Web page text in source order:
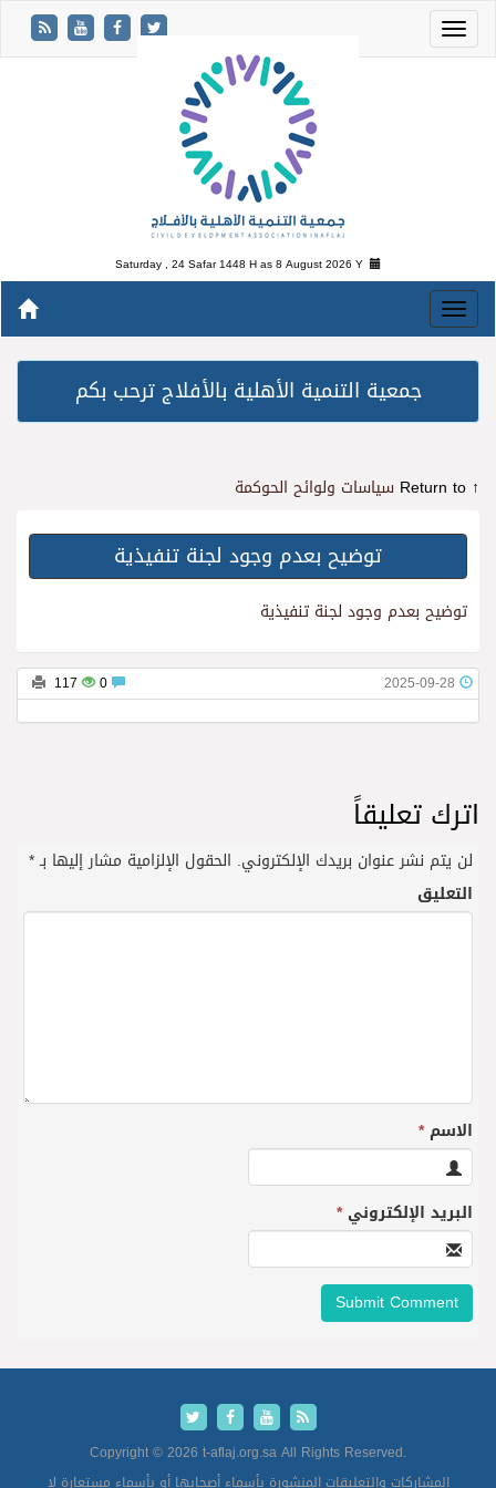
Saturday , 24 Safar 1448 H as8 August 2026 Y
جمعية التنمية الأهلية بالأفلاج ترحب بكم
↑ Return to سياسات ولوائح الحوكمة
توضيح بعدم وجود لجنة تنفيذية
توضيح بعدم وجود لجنة تنفيذية
2025-09-28
117
اترك تعليقاً
لن يتم نشر عنوان بريدك الإلكتروني. الحقول الإلزامية مشار إليها بـ*
التعليق
الاسم*
البريد الإلكتروني*
Copyright © 2026 t-aflaj.org.sa All Rights Reserved.
المشاركات والتعليقات المنشورة بأسماء أصحابها أو بأسماء مستعارة لا